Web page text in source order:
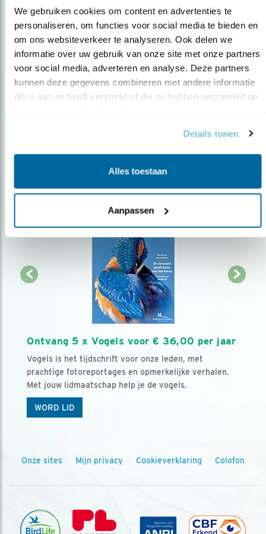
We gebruiken cookies om content en advertenties te
personaliseren, om functies voor social media te bieden en
om ons websiteverkeer te analyseren. Ook delen we
informatie over uw gebruik van onze site met onze partners
voor social media, adverteren en analyse. Deze partners
kunnen deze gegevens combineren met andere informatie
die u aan ze heeft verstrekt of die ze hebben verzameld op
Details tonen
Alles toestaan
Aanpassen
Op de hoogte blijven?
over vogels en activiteiten van Vogelbescherming.
AANMELDEN VOGELNIEUWS
Ontvang 5 x Vogels voor € 36,00 per jaar
Vogels is het tijdschrift voor onze leden, met
prachtige fotoreportages en opmerkelijke verhalen.
Met jouw lidmaatschap help je de vogels.
WORD LID
Onze sites Mijn privacy Cookieverklaring Colofon